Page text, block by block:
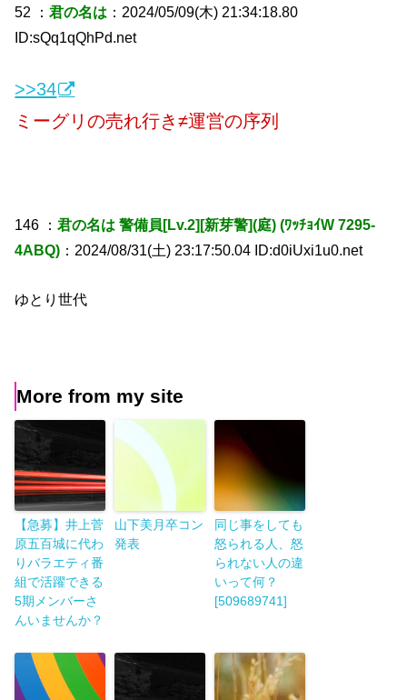
52 ：君の名は ：2024/05/09(木) 21:34:18.80
ID:sQq1qQhPd.net
>>34
ミーグリの売れ行き≠運営の序列
146 ：君の名は 警備員[Lv.2][新芽警](庭) (ﾜｯﾁｮｲW 7295-
4ABQ) ：2024/08/31(土) 23:17:50.04 ID:d0iUxi1u0.net
ゆとり世代
More from my site
【急募】井上菅
原五百城に代わ
りバラエティ番
組で活躍できる
5期メンバーさ
んいませんか？
山下美月卒コン
発表
同じ事をしても
怒られる人、怒
られない人の違
いって何？
[509689741]